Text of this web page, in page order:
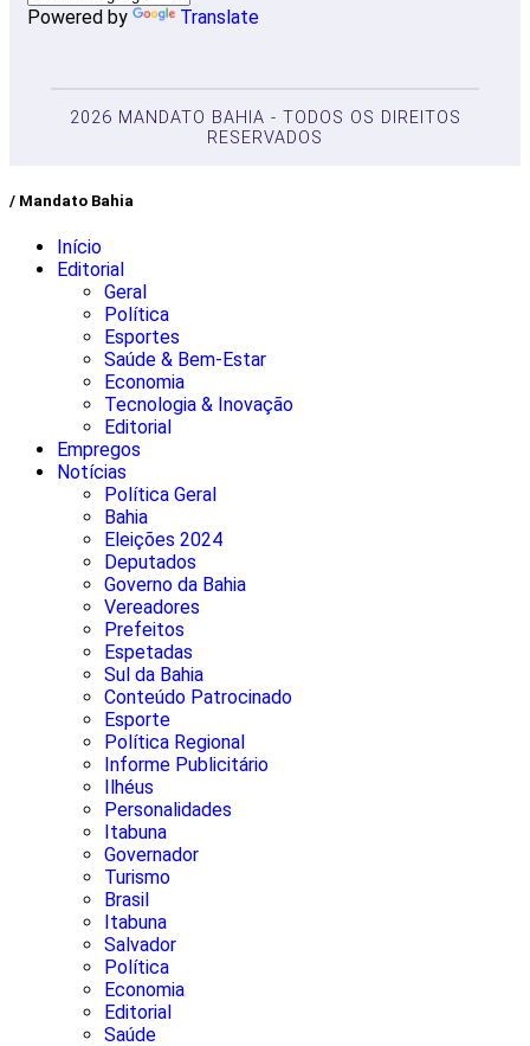
Powered by Translate
2026 MANDATO BAHIA - TODOS OS DIREITOS
RESERVADOS
/ Mandato Bahia
Início
Editorial
Geral
Política
Esportes
Saúde & Bem-Estar
Economia
Tecnologia & Inovação
Editorial
Empregos
Notícias
Política Geral
Bahia
Eleições 2024
Deputados
Governo da Bahia
Vereadores
Prefeitos
Espetadas
Sul da Bahia
Conteúdo Patrocinado
Esporte
Política Regional
Informe Publicitário
Ilhéus
Personalidades
Itabuna
Governador
Turismo
Brasil
Itabuna
Salvador
Política
Economia
Editorial
Saúde